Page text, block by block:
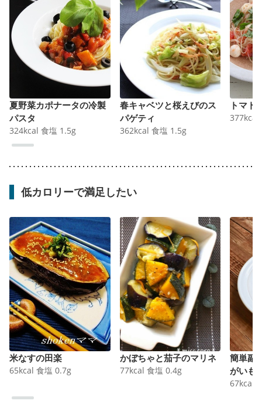
夏野菜カポナータの冷製
パスタ
324kcal 食塩 1.5g
春キャベツと桜えびのス
パゲティ
362kcal 食塩 1.5g
トマト
377kcal
低カロリーで満足したい
米なすの田楽
65kcal 食塩 0.7g
かぼちゃと茄子のマリネ
77kcal 食塩 0.4g
簡単副
がいも
67kcal